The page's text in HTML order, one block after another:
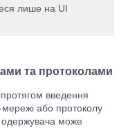
лише на UI
та протоколами
введення
або протоколу
одержувача може